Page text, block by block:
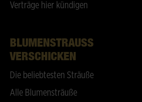
Verträge hier kündigen
BLUMENSTRAUSS V
ERSCHICKEN
Die beliebtesten Sträuße
Alle Blumensträuße